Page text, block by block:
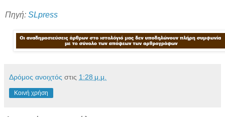
Πηγή: SLpress
Δρόμος ανοιχτός στις 1:28 μ.μ.
Κοινή χρήση